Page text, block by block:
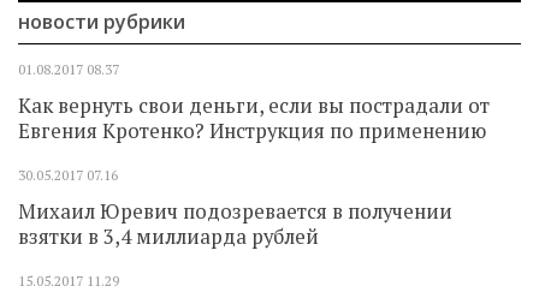
новости рубрики
01.08.2017 08.37
Как вернуть свои деньги, если вы пострадали от
Евгения Кротенко? Инструкция по применению
30.05.2017 07.16
Михаил Юревич подозревается в получении
взятки в 3,4 миллиарда рублей
15.05.2017 11.29